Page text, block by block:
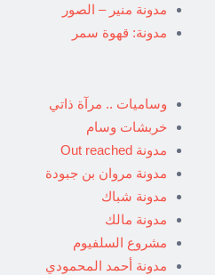
مدونة منير – الصور
مدونة: قهوة سمر
وساميات .. مرآة ذاتي
خربشات وسام
مدونة Out reached
مدونة مروان بن جبودة
مدونة شباك
مدونة مالك
مشروع السلفيوم
مدونة أحمد المحمودي